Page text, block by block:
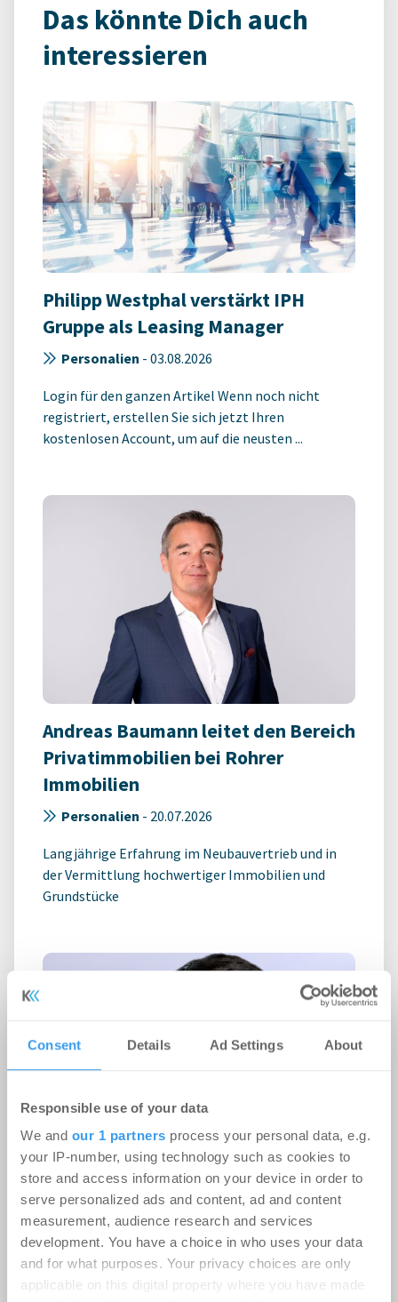
Consent Details Ad Settings About
Responsible use of your data
We and our 1 partners process your personal data, e.g.
your IP-number, using technology such as cookies to
store and access information on your device in order to
serve personalized ads and content, ad and content
measurement, audience research and services
development. You have a choice in who uses your data
and for what purposes. Your privacy choices are only
applicable on this digital property where you have made
Das könnte Dich auch
interessieren
Philipp Westphal verstärkt IPH
Gruppe als Leasing Manager
Personalien - 03.08.2026
Login für den ganzen Artikel Wenn noch nicht
registriert, erstellen Sie sich jetzt Ihren
kostenlosen Account, um auf die neusten ...
Andreas Baumann leitet den Bereich
Privatimmobilien bei Rohrer
Immobilien
Personalien - 20.07.2026
Langjährige Erfahrung im Neubauvertrieb und in
der Vermittlung hochwertiger Immobilien und
Grundstücke